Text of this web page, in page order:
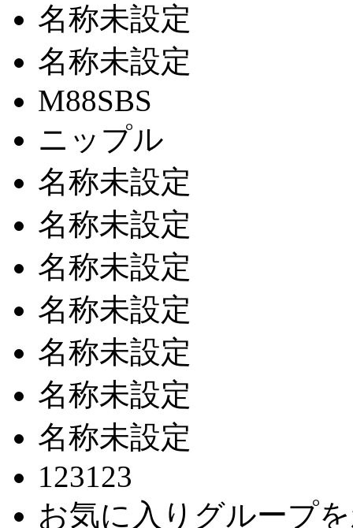
名称未設定
名称未設定
M88SBS
ニップル
名称未設定
名称未設定
名称未設定
名称未設定
名称未設定
名称未設定
名称未設定
123123
お気に入りグループ